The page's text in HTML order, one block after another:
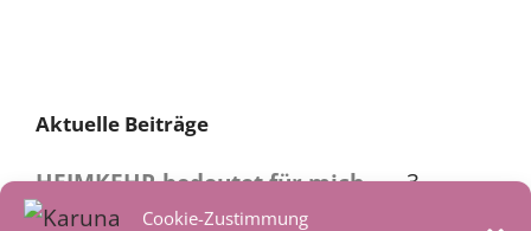
Cookie-Zustimmung
Aktuelle Beiträge
HEIMKEHR bedeutet für mich …..3.
August 2026